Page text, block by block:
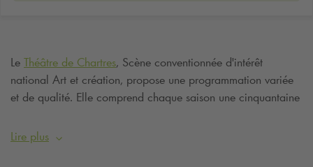
Le Théâtre de Chartres, Scène conventionnée d'intérêt
national Art et création, propose une programmation variée
et de qualité. Elle comprend chaque saison une cinquantaine
chanson française, en passant par le théâtre classique ou
Lire plus